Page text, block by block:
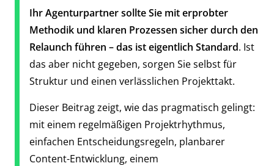
Ihr Agenturpartner sollte Sie mit erprobter
Methodik und klaren Prozessen sicher durch den
Relaunch führen – das ist eigentlich Standard. Ist
das aber nicht gegeben, sorgen Sie selbst für
Struktur und einen verlässlichen Projekttakt.
Dieser Beitrag zeigt, wie das pragmatisch gelingt:
mit einem regelmäßigen Projektrhythmus,
einfachen Entscheidungsregeln, planbarer
Content-Entwicklung, einem